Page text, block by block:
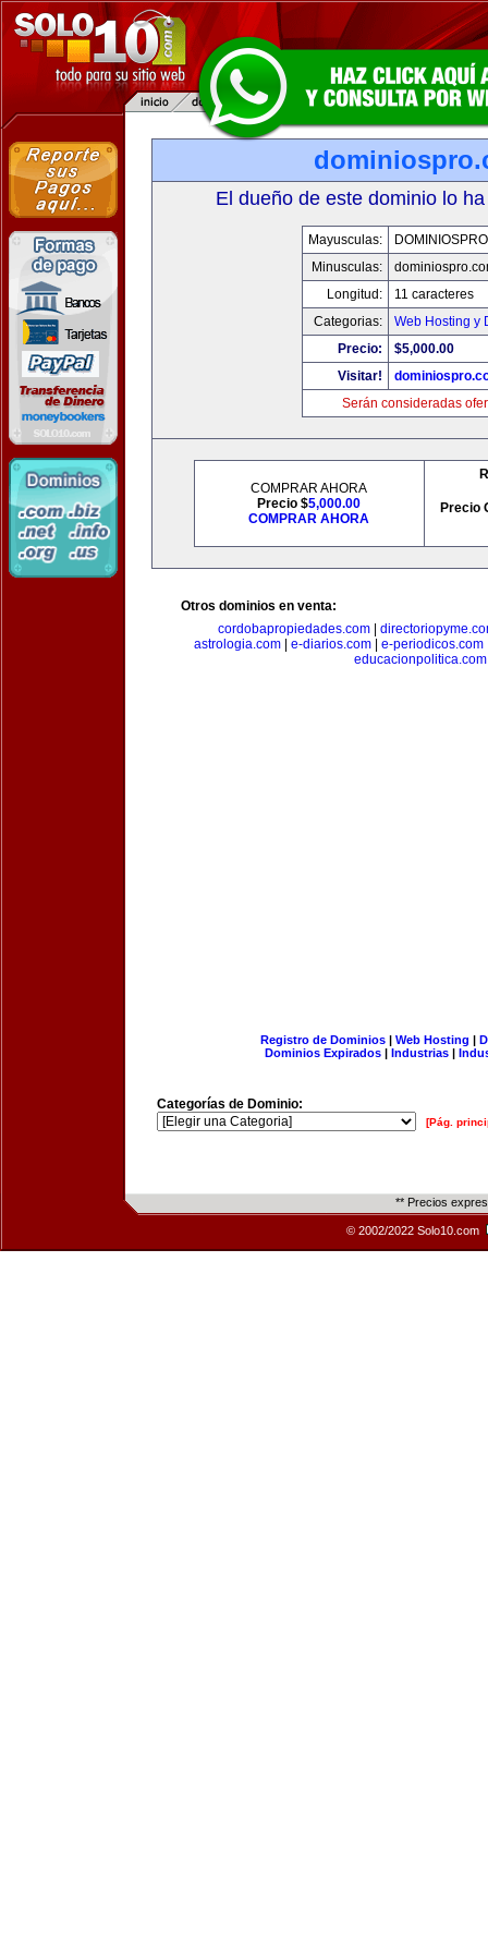
El dueño de este dominio lo
Mayusculas:
Minusculas:
Longitud:
11 caracteres
Categorias:
Web Hosting y
Precio:
$5,000.00
Visitar!
Serán consideradas
COMPRAR AHORA
Precio $5,000.00
COMPRAR AHORA
Precio
Otros dominios en venta:
cordobapropiedades.com|
astrologia.com| e-diarios.com| e-periodicos.com
educacionpolitica.com
Registro de Dominios| Web Hosting |
Dominios Expirados | Industrias |
Categorías de Dominio:
[Pág.
** Precios
© 2002/2022 Solo10.com